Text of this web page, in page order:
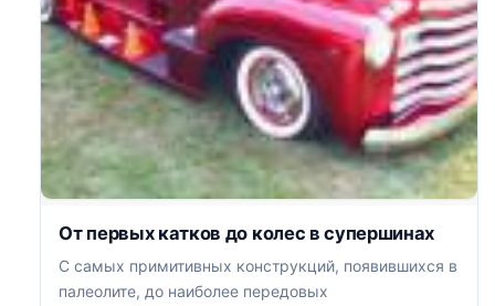
От первых катков до колес в супершинах
С самых примитивных конструкций, появившихся в
палеолите, до наиболее передовых